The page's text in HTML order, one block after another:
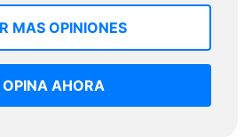
MAS OPINIONES
OPINA AHORA